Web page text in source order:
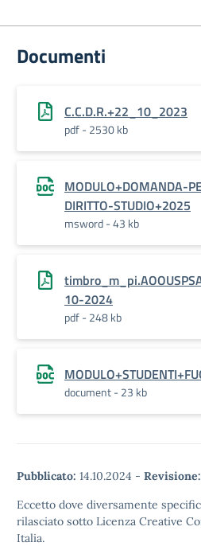
Documenti
C.C.D.R.+22_10_2023
pdf - 2530 kb
MODULO+DOMANDA-
DIRITTO-STUDIO+2025
msword - 43 kb
10-2024
pdf - 248 kb
document - 23 kb
Pubblicato: 14.10.2024 - Revisione:
Eccetto dove diversamente
rilasciato sotto Licenza Creative
Italia.